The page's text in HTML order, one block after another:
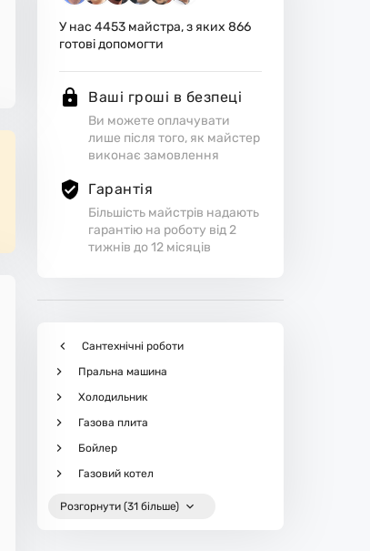
У нас4453 майстра, з яких866
готові допомогти
Ваші гроші в безпеці
Ви можете оплачувати
лише після того, як майстер
виконає замовлення
Гарантія
Більшість майстрів надають
гарантію на роботу від 2
тижнів до 12 місяців
Сантехнічні роботи
Пральна машина
Холодильник
Газова плита
Бойлер
Газовий котел
Розгорнути (31 більше)